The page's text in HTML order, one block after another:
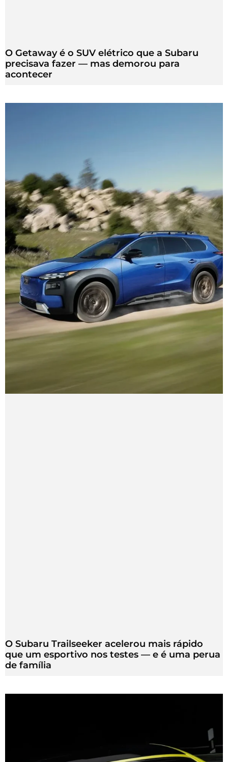
O Getaway é o SUV elétrico que a Subaru
precisava fazer — mas demorou para
acontecer
O Subaru Trailseeker acelerou mais rápido
que um esportivo nos testes — e é uma perua
de família